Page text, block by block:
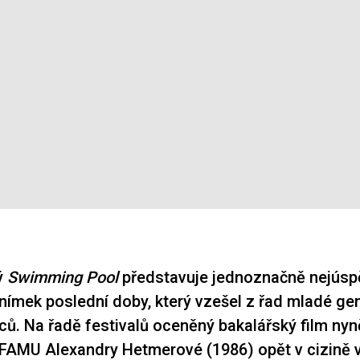
Swimming Poolpředstavuje jednoznačně
poslední doby, který vzešel z řad mladé
Na řadě festivalů oceněný bakalářský film
Alexandry Hetmerové (1986) opět v cizině